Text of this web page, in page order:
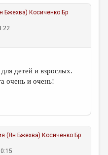
Бжехва) Косиченко Бр
детей и взрослых.
очень и очень!
(Ян Бжехва) Косиченко Бр